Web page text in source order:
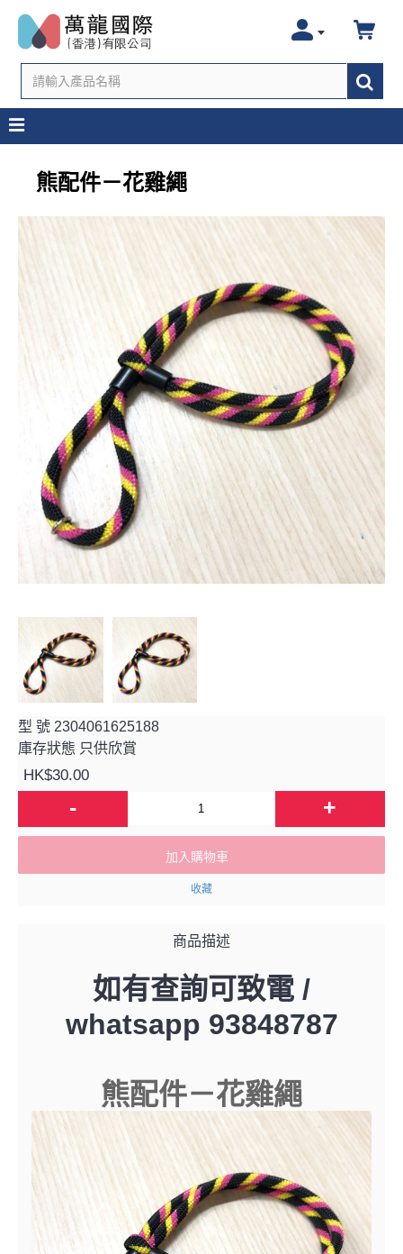
熊配件－花雞繩
型 號 2304061625188
庫存狀態 只供欣賞
HK$30.00
- +
加入購物車
收藏
商品描述
如有查詢可致電 /
whatsapp 93848787
熊配件－花雞繩